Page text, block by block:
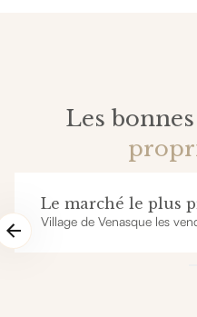
Les
Le marché le plus
Village de Venasque les